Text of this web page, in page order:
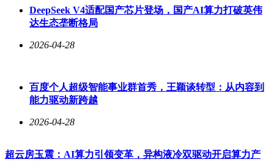
DeepSeek V4适配国产芯片登场，国产AI算力打破英伟
达生态垄断格局
2026-04-28
百度个人超级智能事业群首秀，王颖谈转型：从内容到
能力驱动新跨越
2026-04-28
超云房玉震：AI算力引领变革，异构液冷双驱动开启算力产